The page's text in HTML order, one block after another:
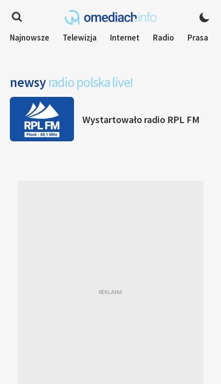
Najnowsze Telewizja Internet Radio Prasa
newsy radio polska live!
Wystartowało radio RPL FM